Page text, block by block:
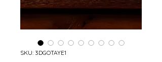
SKU: 3DGOTAYE1